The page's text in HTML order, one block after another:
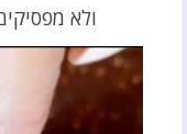
ולא